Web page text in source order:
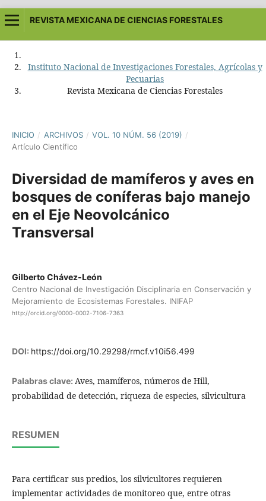
REVISTA MEXICANA DE CIENCIAS FORESTALES
Instituto Nacional de Investigaciones Forestales, Agrícolas y
Pecuarias
Revista Mexicana de Ciencias Forestales
INICIO / ARCHIVOS / VOL. 10 NÚM. 56 (2019) /
Artículo Científico
Diversidad de mamíferos y aves en
bosques de coníferas bajo manejo
en el Eje Neovolcánico
Transversal
Gilberto Chávez-León
Centro Nacional de Investigación Disciplinaria en Conservación y
Mejoramiento de Ecosistemas Forestales. INIFAP
http://orcid.org/0000-0002-7106-7363
DOI: https://doi.org/10.29298/rmcf.v10i56.499
Palabras clave: Aves, mamíferos, números de Hill,
probabilidad de detección, riqueza de especies, silvicultura
RESUMEN
Para certificar sus predios, los silvicultores requieren
implementar actividades de monitoreo que, entre otras